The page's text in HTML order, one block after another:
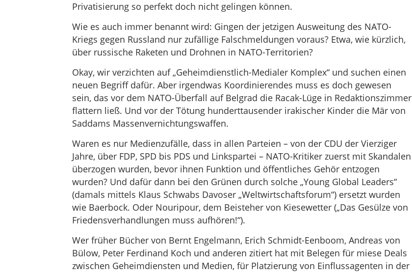
Privatisierung so perfekt doch nicht gelingen können.
Wie es auch immer benannt wird: Gingen der jetzigen Ausweitung des NATO-
Kriegs gegen Russland nur zufällige Falschmeldungen voraus? Etwa, wie kürzlich,
über russische Raketen und Drohnen in NATO-Territorien?
Okay, wir verzichten auf „Geheimdienstlich-Medialer Komplex“ und suchen einen
neuen Begriff dafür. Aber irgendwas Koordinierendes muss es doch gewesen
sein, das vor dem NATO-Überfall auf Belgrad die Racak-Lüge in Redaktionszimmer
flattern ließ. Und vor der Tötung hunderttausender irakischer Kinder die Mär von
Saddams Massenvernichtungswaffen.
Waren es nur Medienzufälle, dass in allen Parteien – von der CDU der Vierziger
Jahre, über FDP, SPD bis PDS und Linkspartei – NATO-Kritiker zuerst mit Skandalen
überzogen wurden, bevor ihnen Funktion und öffentliches Gehör entzogen
wurden? Und dafür dann bei den Grünen durch solche „Young Global Leaders“
(damals mittels Klaus Schwabs Davoser „Weltwirtschaftsforum“) ersetzt wurden
wie Baerbock. Oder Nouripour, dem Beisteher von Kiesewetter („Das Gesülze von
Friedensverhandlungen muss aufhören!“).
Wer früher Bücher von Bernt Engelmann, Erich Schmidt-Eenboom, Andreas von
Bülow, Peter Ferdinand Koch und anderen zitiert hat mit Belegen für miese Deals
zwischen Geheimdiensten und Medien, für Platzierung von Einflussagenten in der